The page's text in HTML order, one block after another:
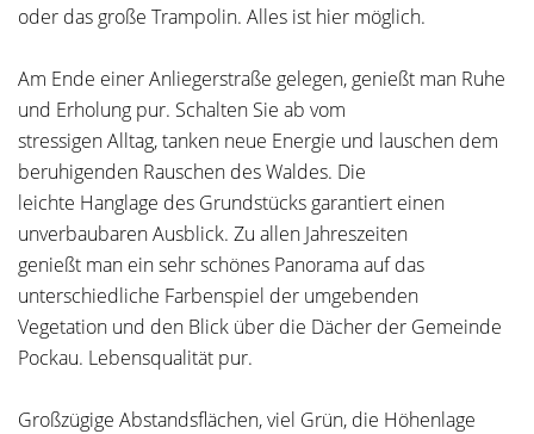
oder das große Trampolin. Alles ist hier möglich.
Am Ende einer Anliegerstraße gelegen, genießt man Ruhe
und Erholung pur. Schalten Sie ab vom
stressigen Alltag, tanken neue Energie und lauschen dem
beruhigenden Rauschen des Waldes. Die
leichte Hanglage des Grundstücks garantiert einen
unverbaubaren Ausblick. Zu allen Jahreszeiten
genießt man ein sehr schönes Panorama auf das
unterschiedliche Farbenspiel der umgebenden
Vegetation und den Blick über die Dächer der Gemeinde
Pockau. Lebensqualität pur.
Großzügige Abstandsflächen, viel Grün, die Höhenlage